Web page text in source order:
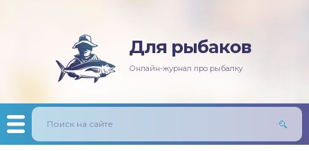
Для рыбаков
Онлайн-журнал про рыбалку
рыбалка
рыбалкаснасть
и донки
билет